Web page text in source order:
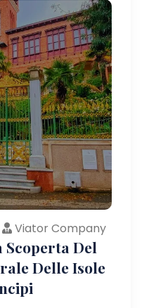
Viator Company
Scoperta Del
Delle Isole